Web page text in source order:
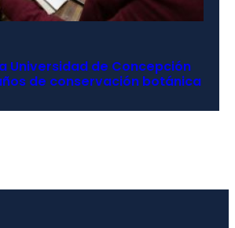
Universidad de Concepción
de conservación botánica